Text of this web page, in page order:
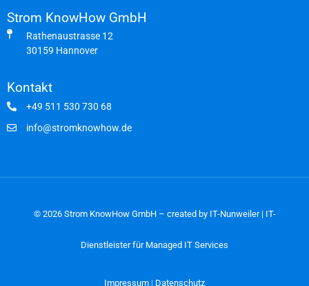
Strom KnowHow GmbH
Rathenaustrasse 12
30159 Hannover
Kontakt
+49 511 530 730 68
info@stromknowhow.de
© 2026 Strom KnowHow GmbH – created byIT-Nunweiler | IT-
Dienstleister für Managed IT Services
Impressum | Datenschutz